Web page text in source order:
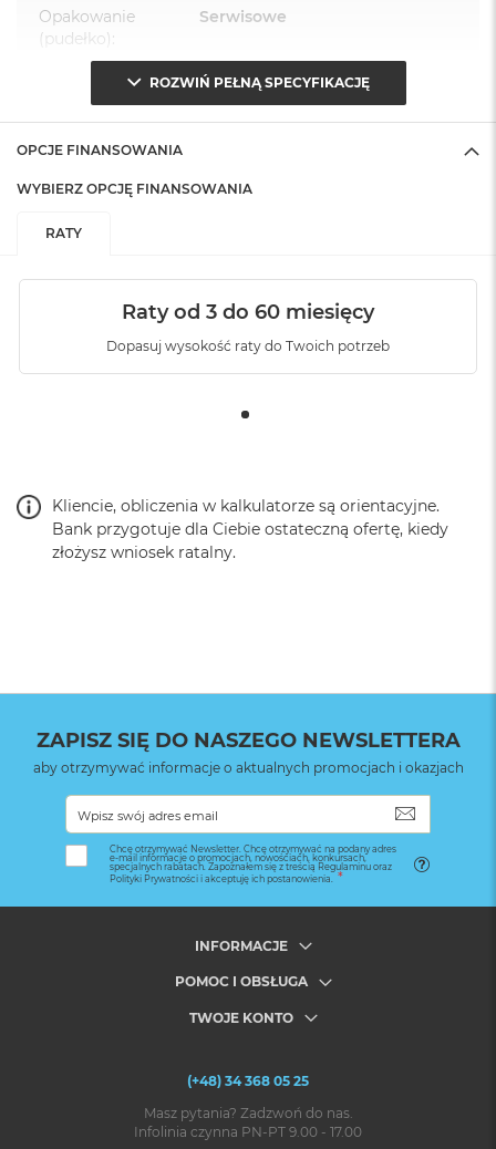
Opakowanie
(pudełko):
Serwisowe
ROZWIŃ PEŁNĄ SPECYFIKACJĘ
OPCJE FINANSOWANIA
WYBIERZ OPCJĘ FINANSOWANIA
RATY
Raty od 3 do 60 miesięcy
Dopasuj wysokość raty do Twoich potrzeb
Kliencie, obliczenia w kalkulatorze są orientacyjne.
Bank przygotuje dla Ciebie ostateczną ofertę, kiedy
złożysz wniosek ratalny.
ZAPISZ SIĘ DO NASZEGO NEWSLETTERA
aby otrzymywać informacje o aktualnych promocjach i okazjach
Chcę otrzymywać Newsletter. Chcę otrzymywać na podany adres
e-mail informacje o promocjach, nowościach, konkursach,
specjalnych rabatach. Zapoznałem się z treścią Regulaminu oraz
Polityki Prywatności i akceptuję ich postanowienia.
INFORMACJE
POMOC I OBSŁUGA
TWOJE KONTO
(+48) 34 368 05 25
Masz pytania? Zadzwoń do nas.
Infolinia czynna PN-PT 9.00 - 17.00